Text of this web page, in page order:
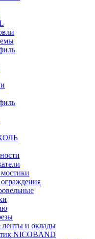
и оклады
NICOBAND